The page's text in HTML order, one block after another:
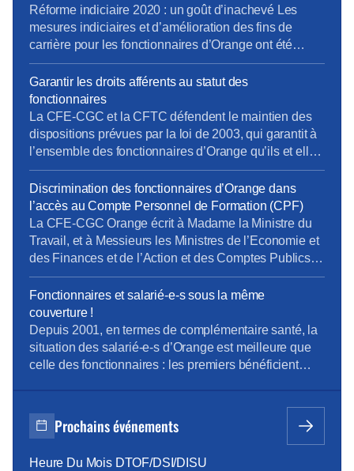
atteinte à un principe fondamental du droit : nul ne
devrait être à la […]
Réforme indiciaire 2020 : un goût d’inachevé Les
mesures indiciaires et d’amélioration des fins de
carrière pour les fonctionnaires d’Orange ont été
mises en place en décembre 2020, un an après la
Fonction Publique d’État… et en laissant de côté les
statuts de fonction (IV.3 et au-delà). La CFE-CGC
Orange et la CFTC continuent de se […]
Garantir les droits afférents au statut des
fonctionnaires
La CFE-CGC et la CFTC défendent le maintien des
dispositions prévues par la loi de 2003, qui garantit à
l’ensemble des fonctionnaires d’Orange qu’ils et elles
garderont leur statut jusqu’à la fin de leur activité.
Discrimination des fonctionnaires d’Orange dans
l’accès au Compte Personnel de Formation (CPF)
La CFE-CGC Orange écrit à Madame la Ministre du
Travail, et à Messieurs les Ministres de l’Economie et
des Finances et de l’Action et des Comptes Publics
La « loi pour la liberté de choisir son avenir
professionnel » du 05 septembre 2018, qui a pour
ambition une nouvelle société de compétences,
réforme la formation professionnelle en promettant,
[…]
Fonctionnaires et salarié-e-s sous la même
couverture !
Depuis 2001, en termes de complémentaire santé, la
situation des salarié-e-s d’Orange est meilleure que
celle des fonctionnaires : les premiers bénéficient
seconds, s’ils le souhaitent, s’assurent
individuellement et payent 100% des cotisations,
Prochains événements
Heure Du Mois DTOF/DSI/DISU